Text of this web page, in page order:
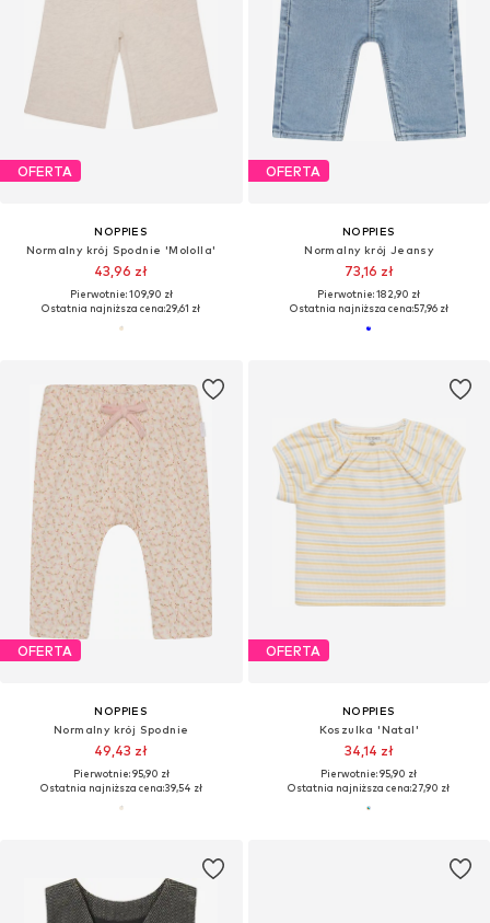
OFERTA
NOPPIES
Normalny krój Spodnie 'Mololla'
43,96 zł
Pierwotnie: 109,90 zł
Ostatnia najniższa cena:29,61 zł
OFERTA
NOPPIES
Normalny krój Jeansy
73,16 zł
Pierwotnie: 182,90 zł
Ostatnia najniższa cena:57,96 zł
OFERTA
NOPPIES
Normalny krój Spodnie
49,43 zł
Pierwotnie: 95,90 zł
Ostatnia najniższa cena:39,54 zł
OFERTA
NOPPIES
Koszulka 'Natal'
34,14 zł
Pierwotnie: 95,90 zł
Ostatnia najniższa cena:27,90 zł